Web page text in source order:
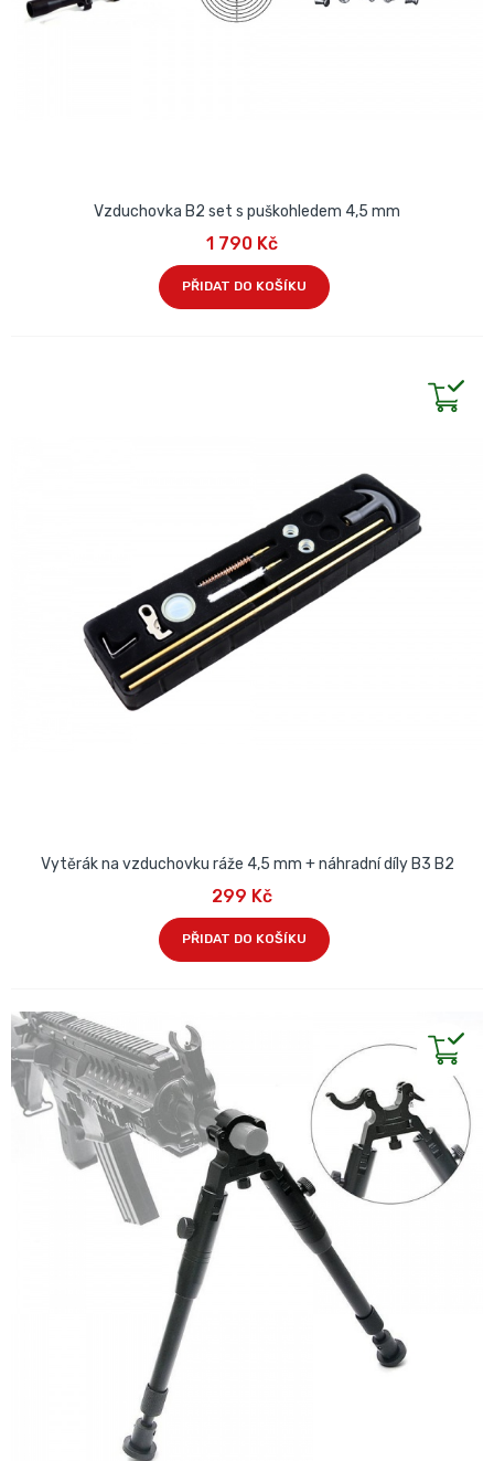
Vzduchovka B2 set s puškohledem 4,5 mm
1 790 Kč
PŘIDAT DO KOŠÍKU
Vytěrák na vzduchovku ráže 4,5 mm + náhradní díly B3 B2
299 Kč
PŘIDAT DO KOŠÍKU